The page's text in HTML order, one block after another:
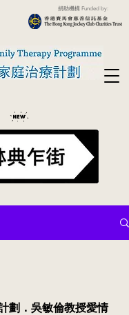
捐助機構 Funded by:
劃．吳敏倫教授愛情